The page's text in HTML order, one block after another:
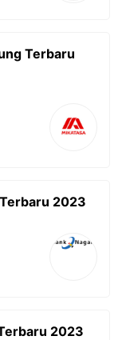
Terbaru
2023
2023